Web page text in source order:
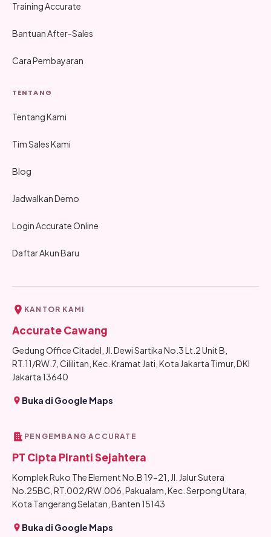
Training Accurate
Bantuan After-Sales
Cara Pembayaran
TENTANG
Tentang Kami
Tim Sales Kami
Blog
Jadwalkan Demo
Login Accurate Online
Daftar Akun Baru
KANTOR KAMI
Accurate Cawang
Gedung Office Citadel, Jl. Dewi Sartika No.3 Lt.2 Unit B,
RT.11/RW.7, Cililitan, Kec. Kramat Jati, Kota Jakarta Timur, DKI
Jakarta 13640
Buka di Google Maps
PENGEMBANG ACCURATE
PT Cipta Piranti Sejahtera
Komplek Ruko The Element No.B 19-21, Jl. Jalur Sutera
No.25BC, RT.002/RW.006, Pakualam, Kec. Serpong Utara,
Kota Tangerang Selatan, Banten 15143
Buka di Google Maps